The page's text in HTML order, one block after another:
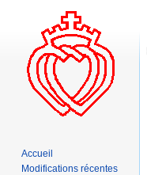
Accueil
Modifications récentes